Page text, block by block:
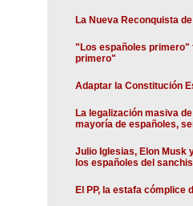
La Nueva Reconquista
"Los españoles primero"
primero"
Adaptar la Constitución
La legalización masiva
mayoría de españoles,
Julio Iglesias, Elon Musk
los españoles del
El PP, la estafa cómplice